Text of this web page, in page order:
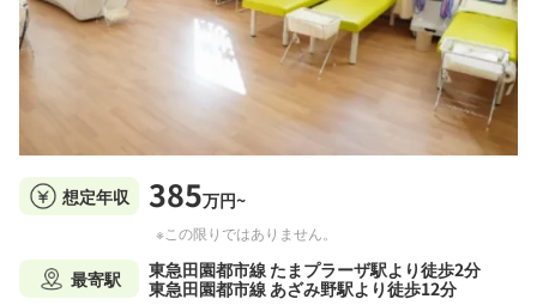
想定年収 385万円~
※この限りではありません。
最寄駅
東急田園都市線 たまプラーザ駅より徒歩2分
東急田園都市線 あざみ野駅より徒歩12分